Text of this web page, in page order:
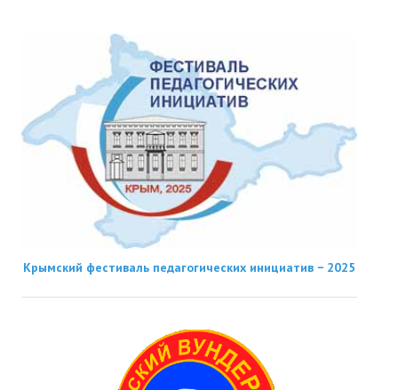
Крымский фестиваль педагогических инициатив − 2025